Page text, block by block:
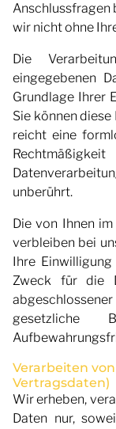
Anschlussfragen
wir nicht ohne
Die
eingegebenen
Grundlage Ihrer
Sie können
reicht eine
unberührt.
Die von Ihnen
verbleiben bei
Ihre
Zweck für die
gesetzliche
Verarbeiten
Vertragsdaten)
Wir erheben,
Daten nur,